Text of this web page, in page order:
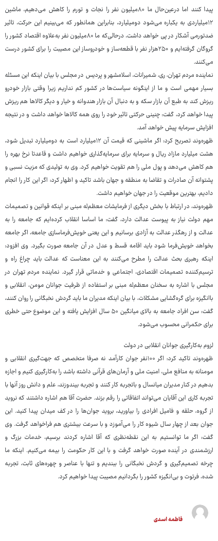
پیدا کنند اما درعین‌حال ما ۸۰میلیون نفر را نجات و تورم را کاهش می‌دهیم، ماشین
۱۲میلیاردی به یکباره می‌شود دومیلیارد، بنابراین همانطور که می‌بینیم این حرکت، تاثیر
ضدتورمی آشکار در پی خواهد داشت، درحالی‌که ما ۸۰میلیون نفر به‌علاوه اقتصاد کشور را
گروگان گرفته‌ایم و ۲۵۰هزار نفر با قطعه‌ساز و خودروساز این مصیبت را برای کشور درست
می‌کنند.
نماینده مردم تهران، ری، شمیرانات، اسلامشهر و پردیس در مجلس با بیان اینکه این مسئله
بسیار مهمی است و ما از اینگونه سیاست‌ها در کشور کم نداریم زیرا وقتی بازار خودرو
ریزش کند به طبع آن بازار سکه و به دنبال آن بازار هندوانه و خیار و دیگر کالاها هم ریزش
پیدا خواهد کرد، گفت: چنینی حرکتی تاثیر خود را روی همه کالاها خواهد داشت و در نتیجه
افزایش سرمایه پیش خواهد آمد.
ظهره‌وند تصریح کرد: اگر ماشینی که قیمت آن ۱۲میلیارد است به دومیلیارد تبدیل شود،
هشت میلیارد مازاد ریال و سرمایه برای سرمایه‌گذاری خواهیم داشت و قاعدتا نرخ بهره را
هم کاهش می‌دهد و پول ملی را هم تقویت خواهیم کرد. وی به تولیدی که مزیت نسبی و
پشتوانه آن صادرات و تقاضا به منطقه و جهان باشد تاکید و اظهار کرد: اگر این کار را انجام
دادیم، بهترین موقعیت را در جهان خواهیم داشت.
ظهره‌وند، در ارتباط با بخش دیگری از فرمایشات معظم‌له مبنی بر اینکه قوانین و تصمیمات
مهم دولت نیاز به پیوست عدالت دارد، گفت: ما اساسا انقلاب کرده‌ایم که جامعه را به
عدالت و از رهگذر عدالت به آزادی برسانیم و این یعنی خویش‌فرماسازی جامعه، اگر جامعه
بخواهد خویش‌فرما شود باید اقامه قسط و عدل در آن جامعه صورت بگیرد. وی افزود:
اینکه رهبری بحث عدالت را مطرح می‌کنند به این معناست که عدالت باید چراغ راه و
ترسیم‌کننده تصمیمات اقتصادی، اجتماعی و خدماتی قرار گیرد. نماینده مردم تهران در
مجلس با اشاره به سخنان معظم‌له مبنی بر استفاده از ظرفیت جوانان مومن، انقلابی و
باانگیزه برای گره‌گشایی مشکلات، با بیان اینکه مدیران ما باید گردش نخبگانی را روان کنند،
گفت: سن افراد جامعه به بالای میانگین ۵۰ سال افزایش یافته و این موضوع حتی خطری
برای حکمرانی محسوب می‌شود.
لزوم به‌کارگیری جوانان انقلابی در دولت
ظهره‌وند تاکید کرد: اگر ۱۰۰نفر جوان کارآمد نه صرفا متخصص که جهت‌گیری انقلابی و
مومنانه به منافع ملی، امنیت ملی و آرمان‌های قرآنی داشته باشد را به‌کارگیری کنیم و اجازه
بدهیم در کنار مدیران میانسال و باتجربه کار کنند و تجربه بیندوزند، علم و دانش روز آنها با
تجربه کاری این آقایان می‌تواند اتفاقاتی را رقم بزند. حضرت آقا هم اشاره داشتند که نروید
از گروه، حلقه و فامیل افرادی را بیاورید، بروید جوان‌ها را در کف میدان پیدا کنید. ‌این
جوان بعد از چهار سال شیوه کار را می‌آموزد و با سرعت بیشتری هم فراخواهد گرفت. وی
گفت: اگر ما توانستیم به این نقطه‌نظری که آقا اشاره کردند برسیم، خدمات بزرگ و
ارزشمندی در آینده صورت خواهد گرفت و با این کار حکومت را بیمه می‌کنیم. اینکه ما
چرخه تصمیم‌گیری و گردش نخبگانی را ببندیم و تنها با عناصر و چهره‌های ثابت، تجربه
شده، فرتوت و بی‌انگیزه کشور را بگردانیم مصیبت پیدا خواهیم کرد.
فاطمه اسدی